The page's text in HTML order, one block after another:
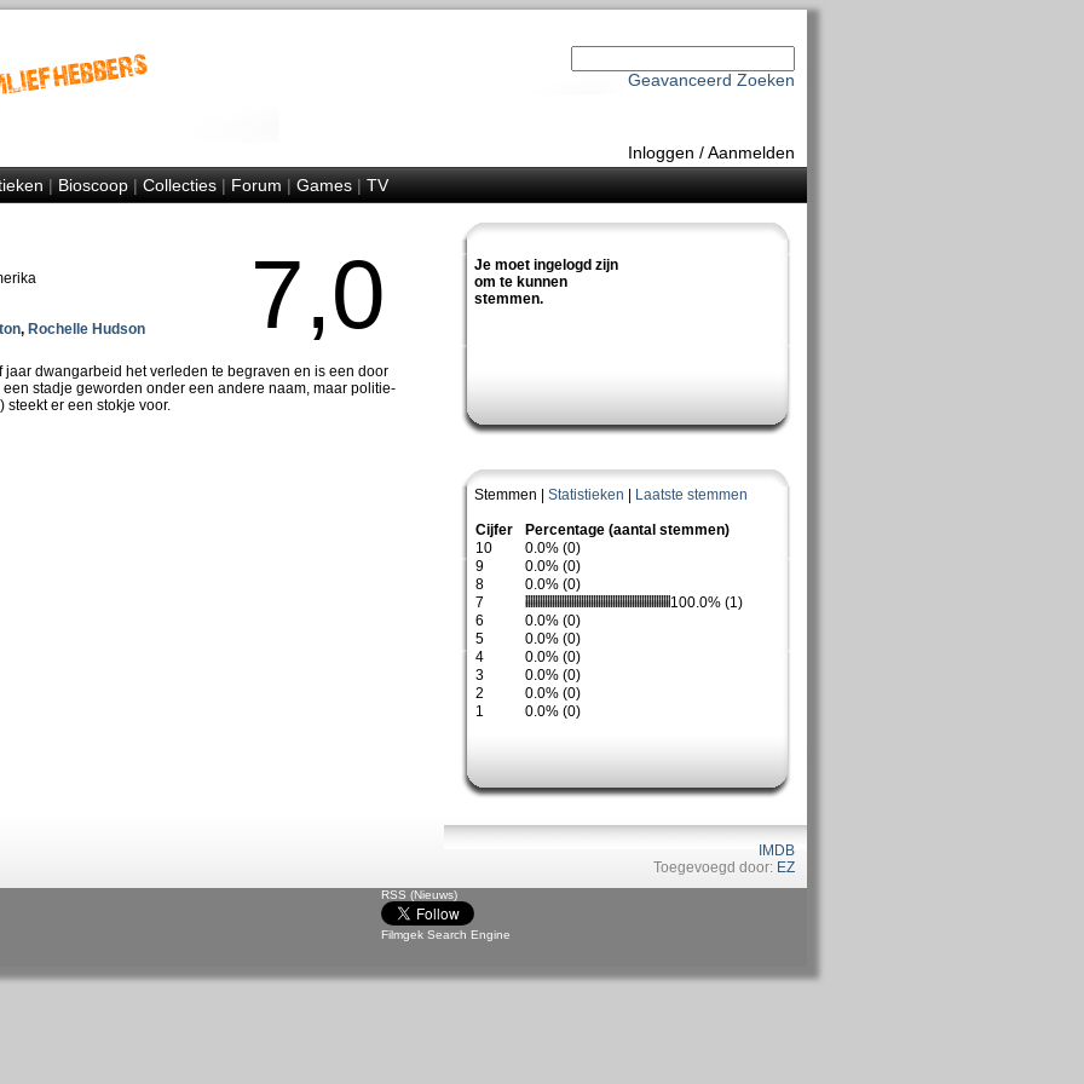
Geavanceerd Zoeken
Inloggen /Aanmelden
|Bioscoop|Collecties|Forum|Games|TV
Je moet ingelogd zijn
om te kunnen
stemmen.
Stemmen | Statistieken Laatste stemmen
Cijfer
Percentage (aantal stemmen)
10
0.0% (0)
9
0.0% (0)
8
0.0% (0)
7
100.0% (1)
6
0.0% (0)
5
0.0% (0)
4
0.0% (0)
3
0.0% (0)
2
0.0% (0)
1
0.0% (0)
IMDB
Toegevoegd door: EZ
, Rochelle Hudson 7,0
jaar dwangarbeid het verleden te begraven en is een door
stadje geworden onder een andere naam, maar politie-
er een stokje voor.
RSS (Nieuws)
Filmgek Search Engine